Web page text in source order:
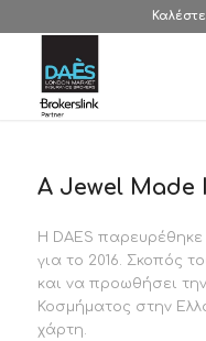
A Jewel Made
Η DAES
για το 2016. Σκοπός
και να προωθήσει
Κοσμήματος στην
χάρτη.